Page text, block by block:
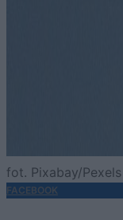
fot. Pixabay/Pexels
FACEBOOK